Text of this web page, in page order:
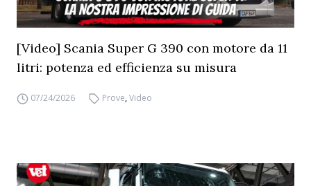
[Video] Scania Super G 390 con motore da 11
litri: potenza ed efficienza su misura
07/24/2026 Prove,Video